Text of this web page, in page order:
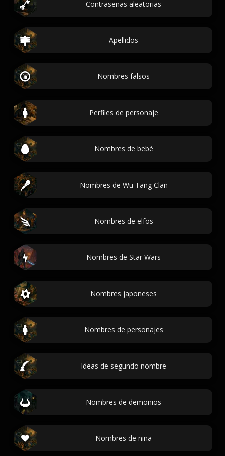
Contraseñas aleatorias
Apellidos
Nombres falsos
Perfiles de personaje
Nombres de bebé
Nombres de Wu Tang Clan
Nombres de elfos
Nombres de Star Wars
Nombres japoneses
Nombres de personajes
Ideas de segundo nombre
Nombres de demonios
Nombres de niña